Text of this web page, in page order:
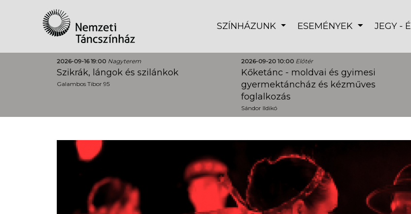
SZÍNHÁZUNK ESEMÉNYEK JEGY -
2026-09-16 19:00 Nagyterem
Szikrák, lángok és szilánkok
Galambos Tibor 95
2026-09-20 10:00 Előtér
Kőketánc - moldvai és gyimesi
gyermektáncház és kézműves
foglalkozás
Sándor Ildikó